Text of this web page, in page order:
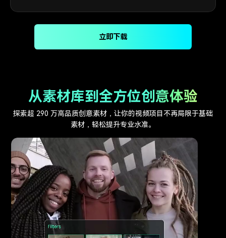
立即下载
从素材库到全方位创意体验
探索超 290 万高品质创意素材，让你的视频项目不再局限于基础
素材，轻松提升专业水准。